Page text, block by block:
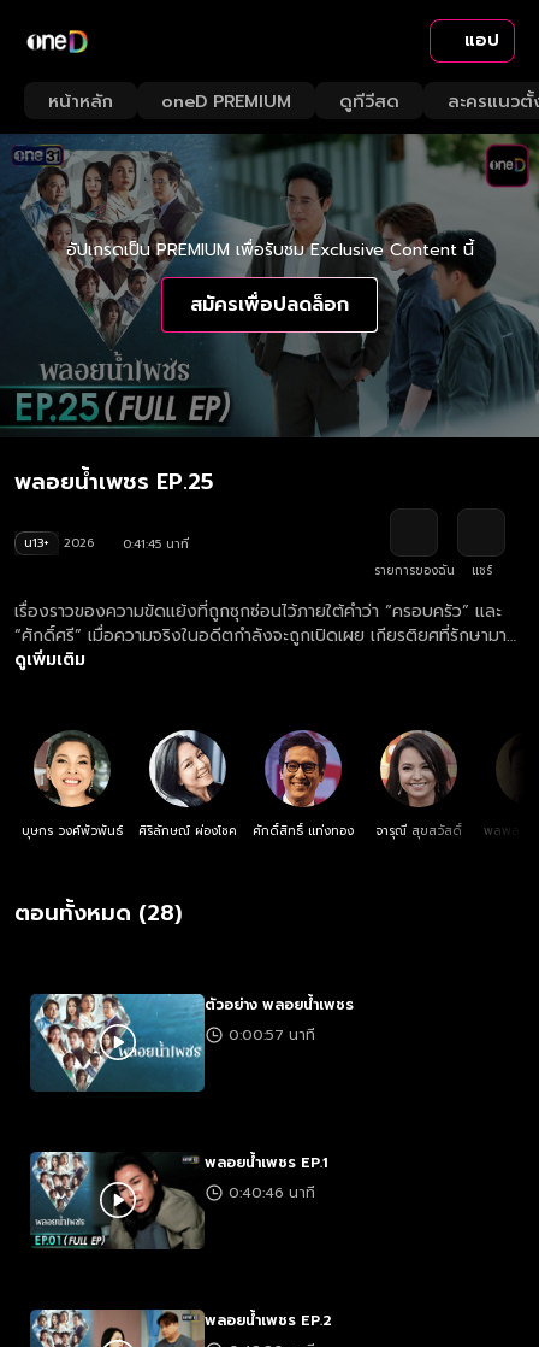
แอป
หน้าหลัก oneD PREMIUM ดูทีวีสด ละครแนวตั้
อัปเกรดเป็น PREMIUM เพื่อรับชม Exclusive Content นี้
สมัครเพื่อปลดล็อก
พลอยน้ำเพชร EP.25
น13+ 2026
0:41:45 นาที
รายการของฉัน
แชร์
เรื่องราวของความขัดแย้งที่ถูกซุกซ่อนไว้ภายใต้คำว่า “ครอบครัว” และ
“ศักดิ์ศรี” เมื่อความจริงในอดีตกำลังจะถูกเปิดเผย เกียรติยศที่รักษามา
นานอาจพังทลายลงเพราะผลประโยชน์ที่ขัดกัน
ดูเพิ่มเติม
บุษกร วงศ์พัวพันธ์ ศิริลักษณ์ ผ่องโชค ศักดิ์สิทธิ์ แท่งทอง จารุณี สุขสวัสดิ์ พลพล พ
ตอนทั้งหมด (28)
ตัวอย่าง พลอยน้ำเพชร
0:00:57 นาที
พลอยน้ำเพชร EP.1
0:40:46 นาที
พลอยน้ำเพชร EP.2